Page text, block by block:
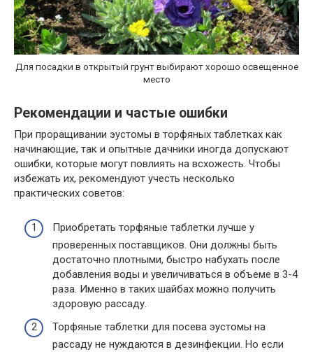
Для посадки в открытый грунт выбирают хорошо освещенное
место
Рекомендации и частые ошибки
При проращивании эустомы в торфяных таблетках как
начинающие, так и опытные дачники иногда допускают
ошибки, которые могут повлиять на всхожесть. Чтобы
избежать их, рекомендуют учесть несколько
практических советов:
Приобретать торфяные таблетки лучше у
проверенных поставщиков. Они должны быть
достаточно плотными, быстро набухать после
добавления воды и увеличиваться в объеме в 3-4
раза. Именно в таких шайбах можно получить
здоровую рассаду.
Торфяные таблетки для посева эустомы на
рассаду не нуждаются в дезинфекции. Но если